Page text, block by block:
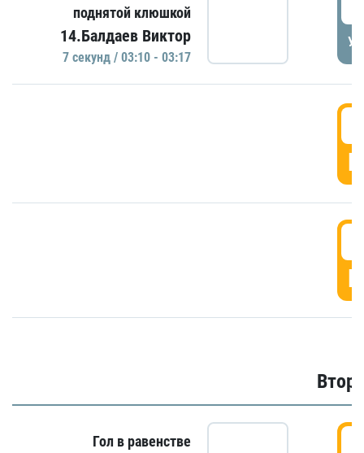
поднятой клюшкой
14.Балдаев Виктор
7 секунд / 03:10 - 03:17
Гол в равенстве